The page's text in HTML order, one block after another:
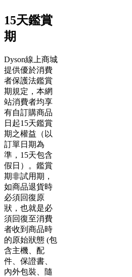
15天鑑賞
期
Dyson線上商城
提供優於消費
者保護法鑑賞
期規定，本網
站消費者均享
有自訂購商品
日起15天鑑賞
期之權益（以
訂單日期為
準，15天包含
假日）。鑑賞
期非試用期，
如商品退貨時
必須回復原
狀，也就是必
須回復至消費
者收到商品時
的原始狀態 (包
含主機、配
件、保證書、
內外包裝、隨